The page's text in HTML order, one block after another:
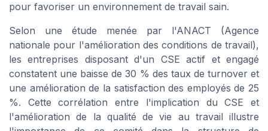
pour favoriser un environnement de travail sain.
Selon une étude menée par l'ANACT (Agence
nationale pour l'amélioration des conditions de travail),
les entreprises disposant d'un CSE actif et engagé
constatent une baisse de 30 % des taux de turnover et
une amélioration de la satisfaction des employés de 25
%. Cette corrélation entre l'implication du CSE et
l'amélioration de la qualité de vie au travail illustre